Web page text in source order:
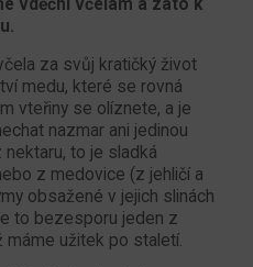
vděčni včelám a zato k
za svůj kratičký život
medu, které se rovná
vteřiny se olíznete, a je
nazmar ani jedinou
nektaru, to je sladká
z medovice (z jehličí a
obsažené v jejich slinách
to bezesporu jeden z
máme užitek po staletí.